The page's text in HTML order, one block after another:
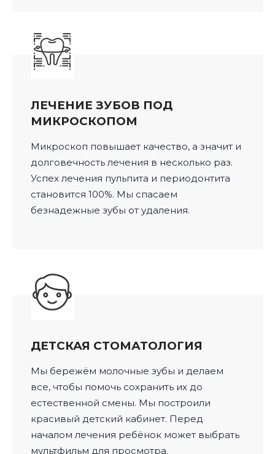
ЛЕЧЕНИЕ ЗУБОВ ПОД
МИКРОСКОПОМ
Микроскоп повышает качество, а значит и
долговечность лечения в несколько раз.
Успех лечения пульпита и периодонтита
становится 100%. Мы спасаем
безнадежные зубы от удаления.
ДЕТСКАЯ СТОМАТОЛОГИЯ
Мы бережём молочные зубы и делаем
все, чтобы помочь сохранить их до
естественной смены. Мы построили
красивый детский кабинет. Перед
началом лечения ребёнок может выбрать
мультфильм для просмотра.